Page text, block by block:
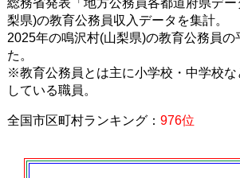
総務省発表「地方公務員各都道府県デ
梨県)の教育公務員収入データを集計。
2025年の鳴沢村(山梨県)の教育公務員の
た。
※教育公務員とは主に小学校・中学校な
している職員。
全国市区町村ランキング： 976位